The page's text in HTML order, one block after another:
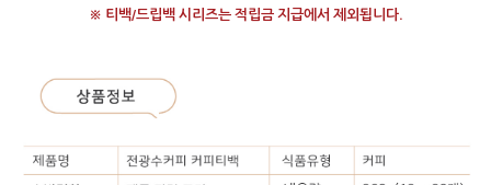
※ 티백/드립백 시리즈는 적립금 지급에서 제외됩니다.